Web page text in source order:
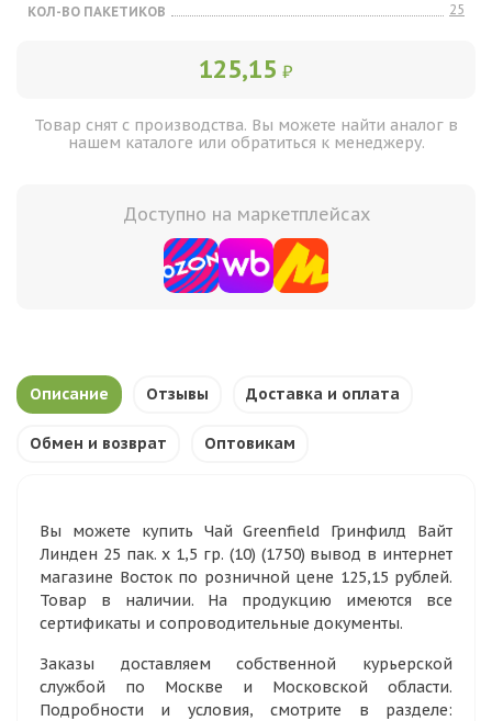
КОЛ-ВО ПАКЕТИКОВ
25
125,15 ₽
Товар снят с производства. Вы можете найти аналог в
нашем каталоге или обратиться к менеджеру.
Доступно на маркетплейсах
Описание Отзывы Доставка и оплата
Обмен и возврат Оптовикам
Вы можете купить Чай Greenfield Гринфилд Вайт
Линден 25 пак. х 1,5 гр. (10) (1750) вывод в интернет
магазине Восток по розничной цене 125,15 рублей.
Товар в наличии. На продукцию имеются все
сертификаты и сопроводительные документы.
Заказы доставляем собственной курьерской
службой по Москве и Московской области.
Подробности и условия, смотрите в разделе: